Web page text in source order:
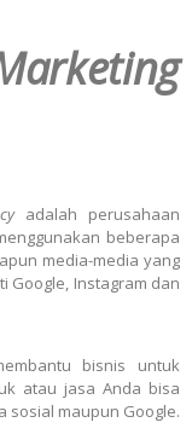
adalah perusahaan
beberapa
media-media yang
Google, Instagram dan
bisnis untuk
atau jasa Anda bisa
sosial maupun Google.